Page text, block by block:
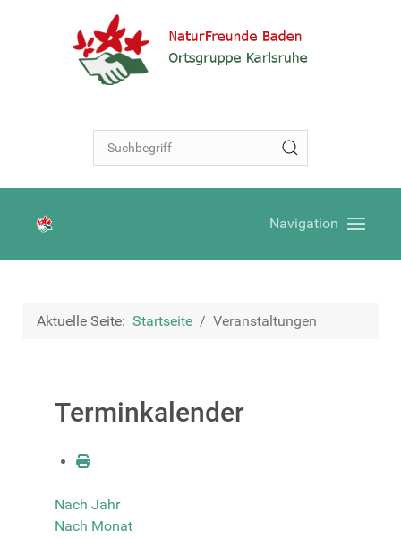
Navigation
Aktuelle Seite: Startseite Veranstaltungen
Terminkalender
Nach Jahr
Nach Monat